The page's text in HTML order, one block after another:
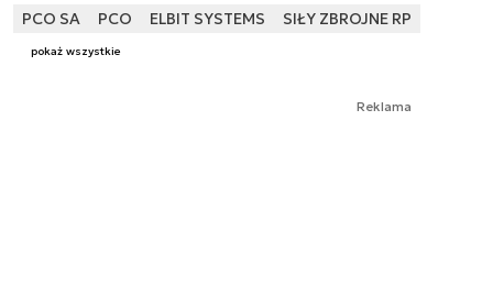
PCO SA PCO ELBIT SYSTEMS SIŁY ZBROJNE RP
pokaż wszystkie
Reklama